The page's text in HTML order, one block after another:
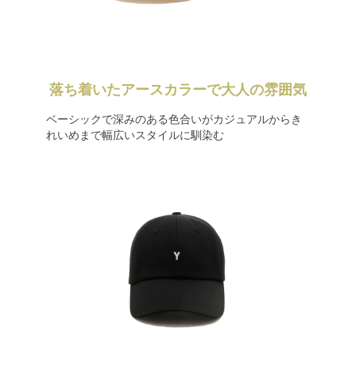
落ち着いたアースカラーで大人の雰囲気
ベーシックで深みのある色合いがカジュアルからき
れいめまで幅広いスタイルに馴染む